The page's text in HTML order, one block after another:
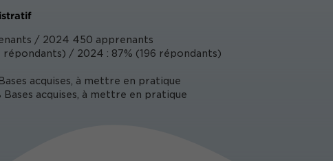
/ 2024 450 apprenants
répondants) / 2024 : 87% (196 répondants)
acquises, à mettre en pratique
acquises, à mettre en pratique